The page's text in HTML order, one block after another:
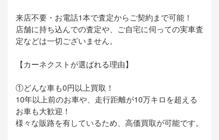
来店不要・お電話1本で査定からご契約まで可能！
店舗に持ち込んでの査定や、ご自宅に伺っての実車査
定などは一切ございません。
【カーネクストが選ばれる理由】
①どんな車も0円以上買取！
10年以上前のお車や、走行距離が10万キロを超える
お車も大歓迎！
様々な販路を有しているため、高価買取が可能です。